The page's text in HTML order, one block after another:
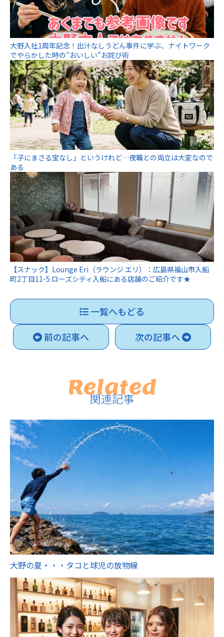
大野入社1周年記念！出汁なしうどん事件に学ぶ、ナイトワーク
でやらかした時の”おいしい”お詫び術
「子にまさる宝なし」というけれど…夜職との両立は大変なので
ある
【スナック】Lounge Eri（ラウンジ エリ）：広島県福山市入船
町2丁目11-5 ローズシティ入船にある店舗のご紹介です★
一覧へもどる
前の記事へ
次の記事へ
Related
関連記事
大野の夏・・・タコと球児の放物線